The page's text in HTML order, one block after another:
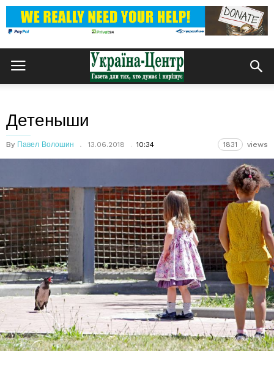
Детеныши
By Павел Волошин 13.06.2018 10:34 1831 views